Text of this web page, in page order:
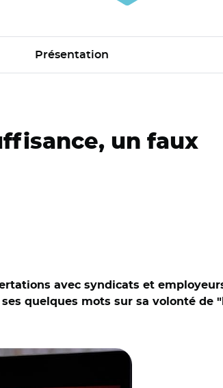
Présentation
un faux
avec syndicats et
quelques mots sur sa volonté de